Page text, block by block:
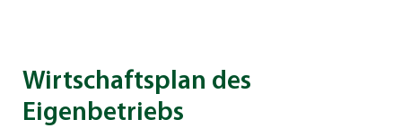
Wirtschaftsplan des
Eigenbetriebs